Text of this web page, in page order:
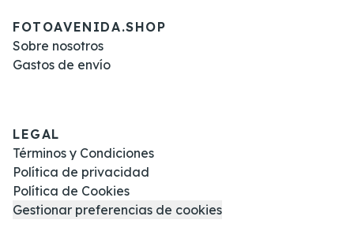
FOTOAVENIDA.SHOP
Sobre nosotros
Gastos de envío
LEGAL
Términos y Condiciones
Política de privacidad
Política de Cookies
Gestionar preferencias de cookies